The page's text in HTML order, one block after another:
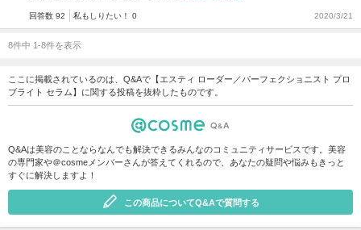
回答数 92 私もしりたい！ 0 2020/3/21
8件中 1-8件を表示
ここに掲載されているのは、Q&Aで【エスティ ローダー／パーフェクショニスト プロ
ブライト セラム】に関する投稿を抜粋したものです。
Q&Aは美容のことならなんでも解決できるみんなのコミュニティサービスです。美容
の専門家や＠cosmeメンバーさんが答えてくれるので、あなたの疑問や悩みもきっと
すぐに解決しますよ！
この商品についてQ&Aで質問する